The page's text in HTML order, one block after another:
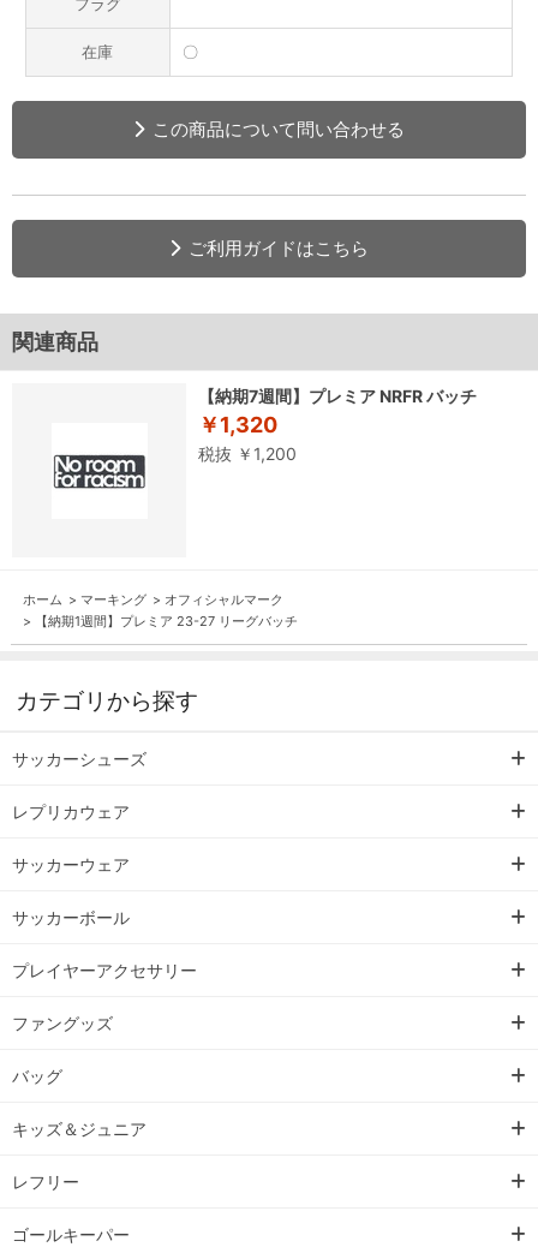
フラグ
在庫 〇
この商品について問い合わせる
ご利用ガイドはこちら
関連商品
【納期7週間】プレミア NRFR バッチ
￥1,320
税抜 ￥1,200
ホーム > マーキング > オフィシャルマーク
>
【納期1週間】プレミア 23-27 リーグバッチ
カテゴリから探す
サッカーシューズ
レプリカウェア
サッカーウェア
サッカーボール
プレイヤーアクセサリー
ファングッズ
バッグ
キッズ＆ジュニア
レフリー
ゴールキーパー